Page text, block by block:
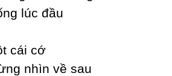
lúc đầu
cái cớ
nhìn về sau